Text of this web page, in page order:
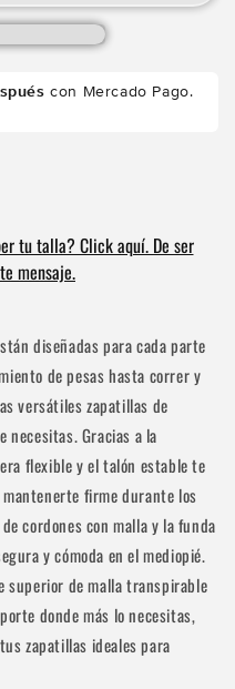
con Mercado Pago.
tu talla? Click aquí. De ser
mensaje.
diseñadas para cada parte
de pesas hasta correr y
versátiles zapatillas de
necesitas. Gracias a la
flexible y el talón estable te
firme durante los
cordones con malla y la funda
y cómoda en el mediopié.
superior de malla transpirable
donde más lo necesitas,
zapatillas ideales para
a meses
crédito
carrito y
elige
Tarjeta.
Pago,elige
saldo disponible,
nuestraAyuda.